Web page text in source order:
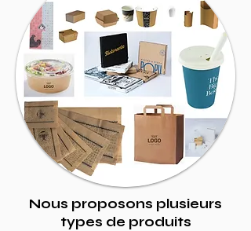
Nous proposons plusieurs
types de produits